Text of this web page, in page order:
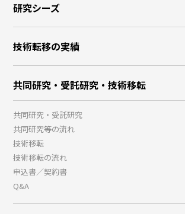
研究シーズ
技術転移の実績
共同研究・受託研究・技術移転
共同研究・受託研究
共同研究等の流れ
技術移転
技術移転の流れ
申込書／契約書
Q&A